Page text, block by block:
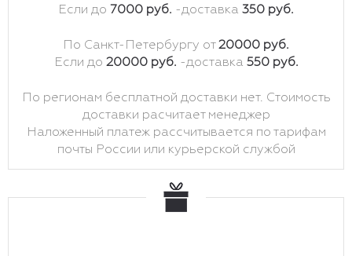
Если до 7000 руб. -доставка 350 руб.
По Санкт-Петербургу от20000 руб.
Если до 20000 руб. -доставка 550 руб.
По регионам бесплатной доставки нет. Стоимость
доставки расчитает менеджер
Наложенный платеж рассчитывается по тарифам
почты России или курьерской службой